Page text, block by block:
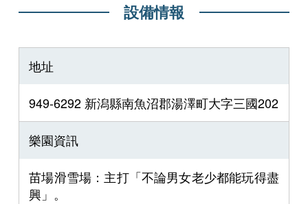
設備情報
地址
949-6292 新潟縣南魚沼郡湯澤町大字三國202
樂園資訊
苗場滑雪場：主打「不論男女老少都能玩得盡
興」。